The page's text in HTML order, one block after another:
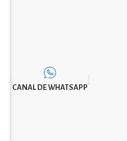
CANAL DE WHATSAPP